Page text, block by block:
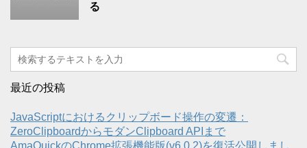
る
最近の投稿
JavaScriptにおけるクリップボード操作の変遷：
ZeroClipboardからモダンClipboard APIまで